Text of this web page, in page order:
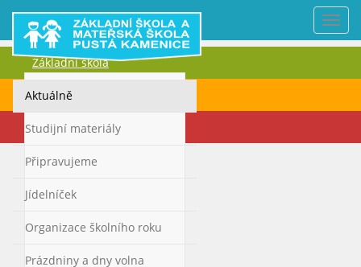
Základní škola
Mateřská škola
Kontakty
Aktuálně
Studijní materiály
Připravujeme
Jídelníček
Organizace školního roku
Prázdniny a dny volna